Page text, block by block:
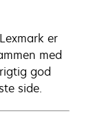
er
med
god
side.